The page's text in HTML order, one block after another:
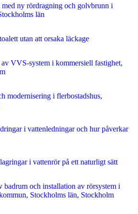
ny rördragning och golvbrunn i
län
utan att orsaka läckage
VVS-system i kommersiell fastighet,
modernisering i flerbostadshus,
i vattenledningar och hur påverkar
i vattenrör på ett naturligt sätt
badrum och installation av rörsystem i
Stockholms län, Stockholm